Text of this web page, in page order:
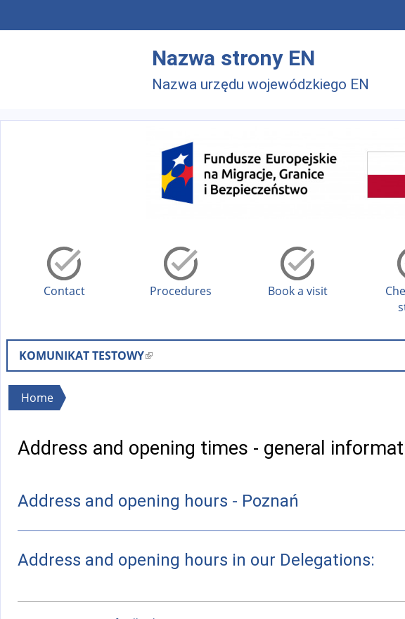
Nazwa strony EN
Nazwa urzędu wojewódzkiego EN
Contact Procedures Book a visit
KOMUNIKAT TESTOWY(
l
i
x
r
You
here
Home
Address and opening times - general
Address and opening hours - Poznań
Address and opening hours in our Delegations: